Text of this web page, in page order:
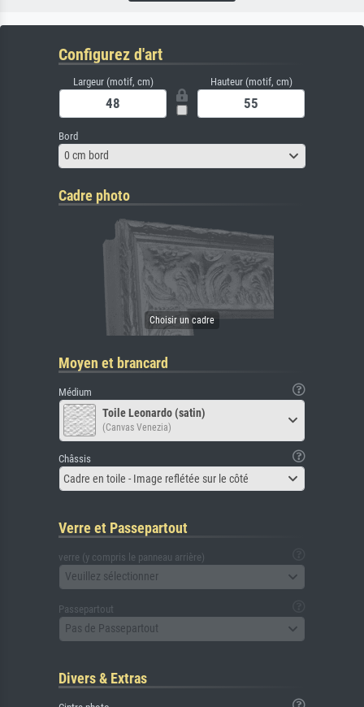
Configurez d'art
Largeur (motif, cm) Hauteur (motif, cm)
Bord
0 cm bord
Cadre photo
Moyen et brancard
Médium
Toile Leonardo (satin)
(Canvas Venezia)
Châssis
Cadre en toile - Image reflétée sur le côté
Verre et Passepartout
verre (y compris le panneau arrière)
Veuillez sélectionner
Passepartout
Pas de Passepartout
Divers & Extras